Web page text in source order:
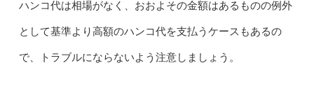
ハンコ代は相場がなく、おおよその金額はあるものの例外
として基準より高額のハンコ代を支払うケースもあるの
で、トラブルにならないよう注意しましょう。